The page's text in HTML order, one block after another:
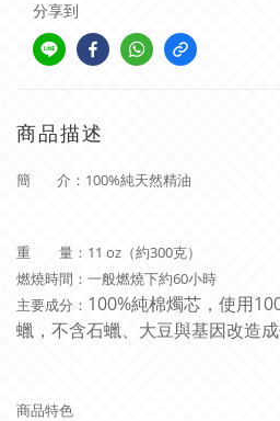
分享到
商品描述
簡 介： 100%純天然精油
重 量：11 oz（約300克）
燃燒時間：一般燃燒下約60小時
主要成分： 100%純棉燭芯，使用
蠟，不含石蠟、大豆與基因改造
商品特色